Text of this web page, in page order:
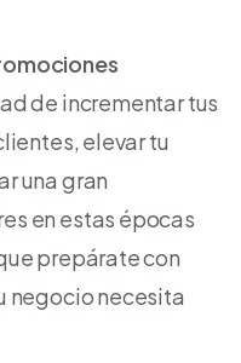
de incrementar tus
elevar tu
una gran
en estas épocas
prepárate con
negocio necesita